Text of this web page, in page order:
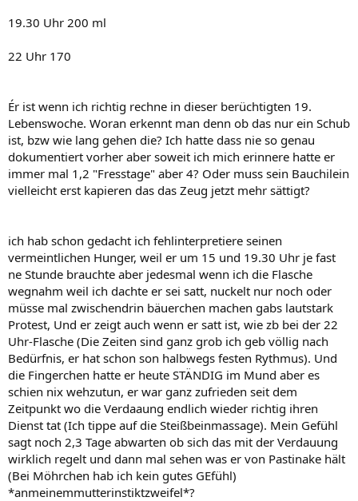
19.30 Uhr 200 ml
22 Uhr 170
Ér ist wenn ich richtig rechne in dieser berüchtigten 19.
Lebenswoche. Woran erkennt man denn ob das nur ein Schub
ist, bzw wie lang gehen die? Ich hatte dass nie so genau
dokumentiert vorher aber soweit ich mich erinnere hatte er
immer mal 1,2 "Fresstage" aber 4? Oder muss sein Bauchilein
vielleicht erst kapieren das das Zeug jetzt mehr sättigt?
ich hab schon gedacht ich fehlinterpretiere seinen
vermeintlichen Hunger, weil er um 15 und 19.30 Uhr je fast
ne Stunde brauchte aber jedesmal wenn ich die Flasche
wegnahm weil ich dachte er sei satt, nuckelt nur noch oder
müsse mal zwischendrin bäuerchen machen gabs lautstark
Protest, Und er zeigt auch wenn er satt ist, wie zb bei der 22
Uhr-Flasche (Die Zeiten sind ganz grob ich geb völlig nach
Bedürfnis, er hat schon son halbwegs festen Rythmus). Und
die Fingerchen hatte er heute STÄNDIG im Mund aber es
schien nix wehzutun, er war ganz zufrieden seit dem
Zeitpunkt wo die Verdaaung endlich wieder richtig ihren
Dienst tat (Ich tippe auf die Steißbeinmassage). Mein Gefühl
sagt noch 2,3 Tage abwarten ob sich das mit der Verdauung
wirklich regelt und dann mal sehen was er von Pastinake hält
(Bei Möhrchen hab ich kein gutes GEfühl)
*anmeinemmutterinstiktzweifel*?